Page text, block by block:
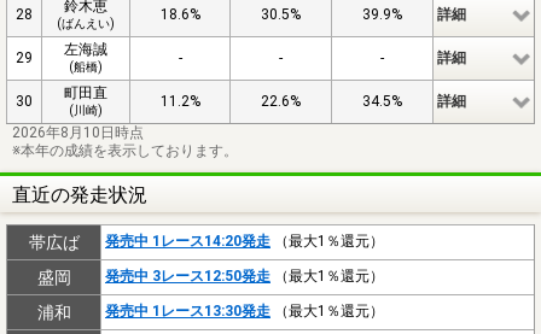
28 鈴木恵
(ばんえい)
18.6% 30.5% 39.9% 詳細
29 左海誠
(船橋)
- - - 詳細
30 町田直
(川崎)
11.2% 22.6% 34.5%
詳細
2026年8月10日時点
※本年の成績を表示しております。
直近の発走状況
帯広ば 発売中 1レース14:20発走 （最大1％還元）
盛岡 発売中 3レース12:50発走 （最大1％還元）
浦和 発売中 1レース13:30発走 （最大1％還元）